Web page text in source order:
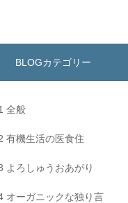
BLOGカテゴリー
全般
有機生活の医食住
よろしゅうおあがり
オーガニックな独り言